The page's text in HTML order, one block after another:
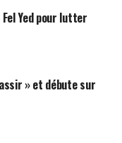
Yed pour lutter
» et débute sur